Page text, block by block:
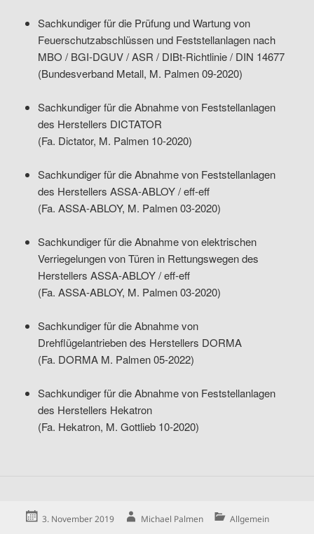
Sachkundiger für die Prüfung und Wartung von
Feuerschutzabschlüssen und Feststellanlagen nach
MBO / BGI-DGUV / ASR / DIBt-Richtlinie / DIN 14677
(Bundesverband Metall, M. Palmen 09-2020)
Sachkundiger für die Abnahme von Feststellanlagen
des Herstellers DICTATOR
(Fa. Dictator, M. Palmen 10-2020)
Sachkundiger für die Abnahme von Feststellanlagen
des Herstellers ASSA-ABLOY / eff-eff
(Fa. ASSA-ABLOY, M. Palmen 03-2020)
Sachkundiger für die Abnahme von elektrischen
Verriegelungen von Türen in Rettungswegen des
Herstellers ASSA-ABLOY / eff-eff
(Fa. ASSA-ABLOY, M. Palmen 03-2020)
Sachkundiger für die Abnahme von
Drehflügelantrieben des Herstellers DORMA
(Fa. DORMA M. Palmen 05-2022)
Sachkundiger für die Abnahme von Feststellanlagen
des Herstellers Hekatron
(Fa. Hekatron, M. Gottlieb 10-2020)
Posted
3. November 2019 Author
Michael Palmen Categories
Allgemein